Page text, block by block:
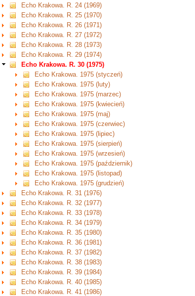
Echo Krakowa. R. 24 (1969)
Echo Krakowa. R. 25 (1970)
Echo Krakowa. R. 26 (1971)
Echo Krakowa. R. 27 (1972)
Echo Krakowa. R. 28 (1973)
Echo Krakowa. R. 29 (1974)
Echo Krakowa. R. 30 (1975)
Echo Krakowa. 1975 (styczeń)
Echo Krakowa. 1975 (luty)
Echo Krakowa. 1975 (marzec)
Echo Krakowa. 1975 (kwiecień)
Echo Krakowa. 1975 (maj)
Echo Krakowa. 1975 (czerwiec)
Echo Krakowa. 1975 (lipiec)
Echo Krakowa. 1975 (sierpień)
Echo Krakowa. 1975 (wrzesień)
Echo Krakowa. 1975 (październik)
Echo Krakowa. 1975 (listopad)
Echo Krakowa. 1975 (grudzień)
Echo Krakowa. R. 31 (1976)
Echo Krakowa. R. 32 (1977)
Echo Krakowa. R. 33 (1978)
Echo Krakowa. R. 34 (1979)
Echo Krakowa. R. 35 (1980)
Echo Krakowa. R. 36 (1981)
Echo Krakowa. R. 37 (1982)
Echo Krakowa. R. 38 (1983)
Echo Krakowa. R. 39 (1984)
Echo Krakowa. R. 40 (1985)
Echo Krakowa. R. 41 (1986)